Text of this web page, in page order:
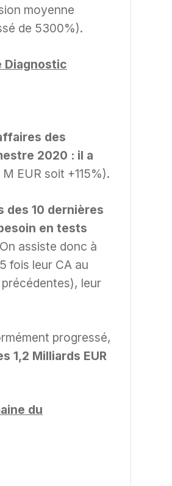
moyenne
de 5300%).
Diagnostic
des
2020 : il a
EUR soit +115%).
des 10 dernières
en tests
assiste donc à
fois leur CA au
leur
progressé,
1,2 Milliards EUR
du